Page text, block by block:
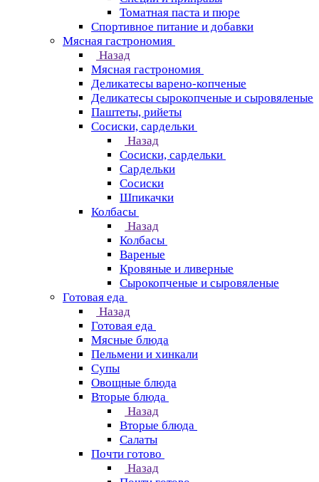
Томатная паста и пюре
Спортивное питание и добавки
Мясная гастрономия
Назад
Мясная гастрономия
Деликатесы варено-копченые
Деликатесы сырокопченые и сыровяленые
Паштеты, рийеты
Сосиски, сардельки
Назад
Сосиски, сардельки
Сардельки
Сосиски
Шпикачки
Колбасы
Назад
Колбасы
Вареные
Кровяные и ливерные
Сырокопченые и сыровяленые
Готовая еда
Назад
Готовая еда
Мясные блюда
Пельмени и хинкали
Супы
Овощные блюда
Вторые блюда
Назад
Вторые блюда
Салаты
Почти готово
Назад